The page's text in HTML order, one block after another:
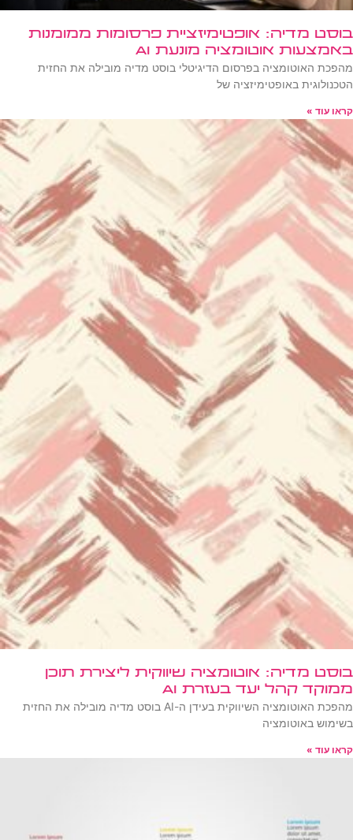
בוסט מדיה: אופטימיזציית פרסומות ממומנות
באמצעות אוטומציה מונעת AI
מהפכת האוטומציה בפרסום הדיגיטלי בוסט מדיה מובילה את החזית
הטכנולוגית באופטימיזציה של
קראו עוד »
בוסט מדיה: אוטומציה שיווקית ליצירת תוכן
ממוקד קהל יעד בעזרת AI
מהפכת האוטומציה השיווקית בעידן ה-AI בוסט מדיה מובילה את החזית
בשימוש באוטומציה
קראו עוד »